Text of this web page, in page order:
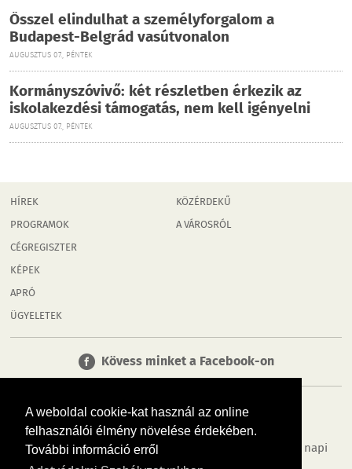
A weboldal cookie-kat használ az online
felhasználói élmény növelése érdekében.
További információ erről
Ősszel elindulhat a személyforgalom a
Budapest-Belgrád vasútvonalon
AUGUSZTUS 07., PÉNTEK
Kormányszóvivő: két részletben érkezik az
iskolakezdési támogatás, nem kell igényelni
AUGUSZTUS 07., PÉNTEK
HÍREK
PROGRAMOK
CÉGREGISZTER
KÉPEK
APRÓ
ÜGYELETEK
KÖZÉRDEKŰ
A VÁROSRÓL
Kövess minket a Facebook-on
Tudj meg többet városodról! Hírek, programok, képek, napi
menü, cégek…. és minden, ami Győr